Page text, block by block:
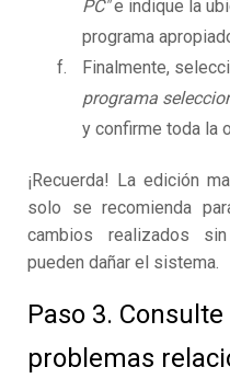
PC"e indique la
programa
Finalmente,
programa
y confirme toda la
¡Recuerda! La edición
solo se recomienda
cambios realizados
pueden dañar el sistema.
Paso 3.
problemas